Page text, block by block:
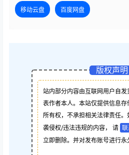
移动云盘 百度网盘
版权声明
站内部分内容由互联网用户自
表作者本人。本站仅提供信息
所有权，不承担相关法律责任
袭侵权/违法违规的内容， 请 联
立即删除。并对发布账号进行永